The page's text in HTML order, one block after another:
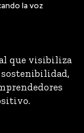
la voz
que visibiliza